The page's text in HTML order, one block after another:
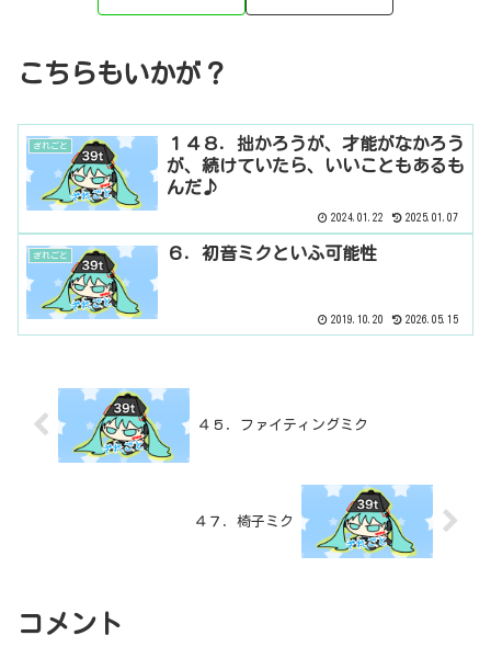
こちらもいかが？
ざれごと
１４８．拙かろうが、才能がなかろう
が、続けていたら、いいこともあるも
んだ♪
2024.01.22 2025.01.07
ざれごと ６．初音ミクといふ可能性
2019.10.20 2026.05.15
４５．ファイティングミク
４７．椅子ミク
コメント